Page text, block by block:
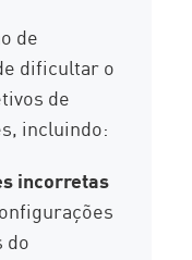
de
dificultar o
de
incluindo:
incorretas
do